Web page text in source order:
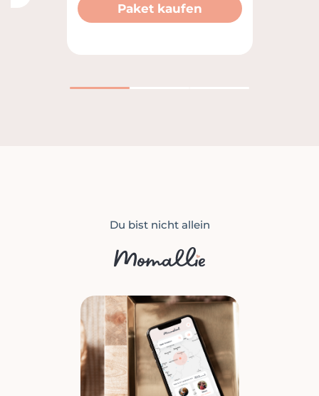
Paket kaufen
Du bist nicht allein